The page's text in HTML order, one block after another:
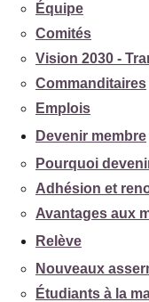
Équipe
Comités
Vision 2030 -
Commanditaires
Emplois
Devenir membre
Pourquoi
Adhésion et
Avantages aux
Relève
Nouveaux
Étudiants à la